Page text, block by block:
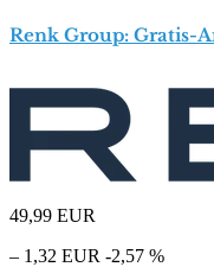
Renk Group: Gratis-
49,99 EUR
– 1,32 EUR -2,57 %